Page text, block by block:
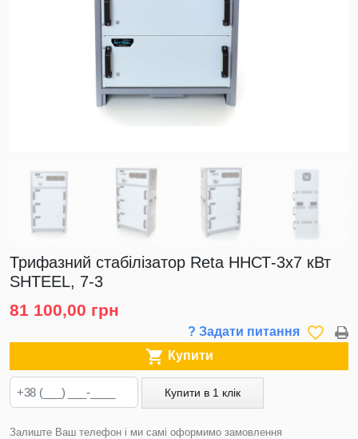
Трифазний стабілізатор Reta ННСТ-3х7 кВт
SHTEEL, 7-3
81 100,00 грн
? Задати питання favorite_border
 Купити
Купити в 1 клік
Залиште Ваш телефон і ми самі оформимо замовлення